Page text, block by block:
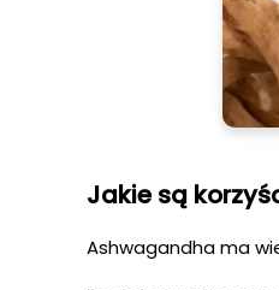
Jakie są
Ashwagandha ma